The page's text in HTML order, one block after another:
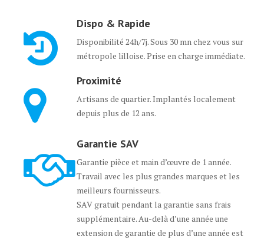
Dispo & Rapide
Disponibilité 24h/7j. Sous 30 mn chez vous sur
métropole lilloise. Prise en charge immédiate.
Proximité
Artisans de quartier. Implantés localement
depuis plus de 12 ans.
Garantie SAV
Garantie pièce et main d’œuvre de 1 année.
Travail avec les plus grandes marques et les
meilleurs fournisseurs.
SAV gratuit pendant la garantie sans frais
supplémentaire. Au-delà d’une année une
extension de garantie de plus d’une année est